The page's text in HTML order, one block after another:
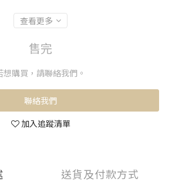
查看更多
售完
想購買，請聯絡我們。
聯絡我們
加入追蹤清單
送貨及付款方式